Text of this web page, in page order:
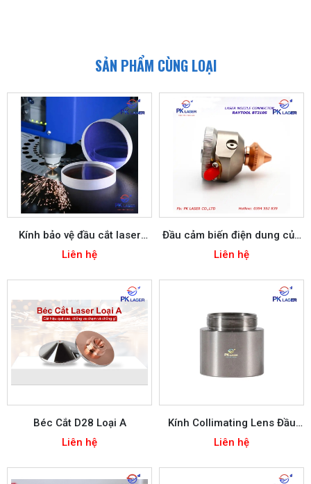
SẢN PHẨM CÙNG LOẠI
Kính bảo vệ đầu cắt laser
D30*5mm D27.9*4.1mm
Liên hệ
Đầu cảm biến điện dung của
đầu cắt laser
Liên hệ
Béc Cắt D28 Loại A
Liên hệ
Kính Collimating Lens Đầu
Cắt BM109
Liên hệ